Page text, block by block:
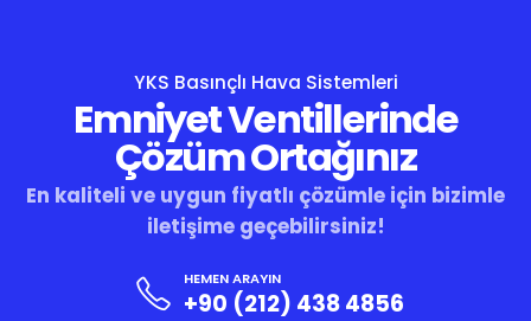
YKS Basınçlı Hava Sistemleri
Emniyet Ventillerinde
Çözüm Ortağınız
En kaliteli ve uygun fiyatlı çözümle için bizimle
iletişime geçebilirsiniz!
HEMEN ARAYIN
+90 (212) 438 4856